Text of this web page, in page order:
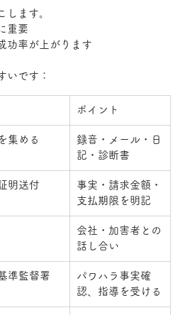
します。
重要
功率が上がります
いです：
ポイント
集める
録音・メール・日
記・診断書
明送付
事実・請求金額・
支払期限を明記
会社・加害者との
話し合い
準監督署
パワハラ事実確
認、指導を受ける